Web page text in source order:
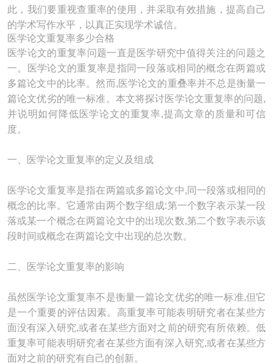
此，我们要重视查重率的使用，并采取有效措施，提高自己
的学术写作水平，以真正实现学术诚信。
医学论文重复率多少合格
医学论文的重复率问题一直是医学研究中值得关注的问题之
一。医学论文的重复率是指同一段落或相同的概念在两篇或
多篇论文中的比率。然而,医学论文的重叠率并不总是衡量一
篇论文优劣的唯一标准。本文将探讨医学论文重复率的问题,
并说明如何降低医学论文的重复率,提高文章的质量和可信
度。
一、医学论文重复率的定义及组成
医学论文重复率是指在两篇或多篇论文中,同一段落或相同的
概念的比率。它通常由两个数字组成:第一个数字表示某一段
落或某一个概念在两篇论文中的出现次数,第二个数字表示该
段时间或概念在两篇论文中出现的总次数。
二、医学论文重复率的影响
虽然医学论文重复率不是衡量一篇论文优劣的唯一标准,但它
是一个重要的评估因素。高重复率可能表明研究者在某些方
面没有深入研究,或者在某些方面对之前的研究有所依赖。低
重复率可能表明研究者在某些方面有深入研究,或者在某些方
面对之前的研究有自己的创新。